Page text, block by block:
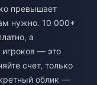
превышает
нужно. 10 000+
а
— это
счет, только
облик —